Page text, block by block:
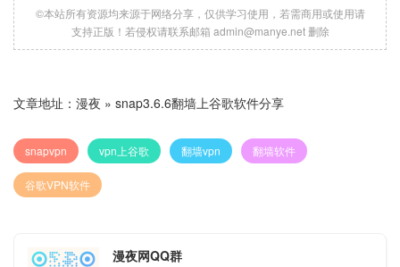
©本站所有资源均来源于网络分享，仅供学习使用，若需商用或使用请
支持正版！若侵权请联系邮箱 admin@manye.net 删除
文章地址： 漫夜 » snap3.6.6翻墙上谷歌软件分享
snapvpn vpn上谷歌 翻墙vpn 翻墙软件
谷歌VPN软件
漫夜网QQ群